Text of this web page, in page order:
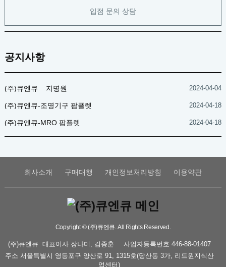
입점 문의 상담
공지사항
(주)큐엔큐 _ 지명원 2024-04-04
(주)큐엔큐-조명기구 팜플렛 2024-04-18
(주)큐엔큐-MRO 팜플렛 2024-04-18
회사소개 구매대행 개인정보처리방침 이용약관
Copyright © (주)큐엔큐. All Rights Reserved.
(주)큐엔큐 대표이사 장나미, 김종훈 사업자등록번호 446-88-01407
주소 서울특별시 영등포구 양산로 91, 1315호(당산동 3가, 리드원지식산
업센터)